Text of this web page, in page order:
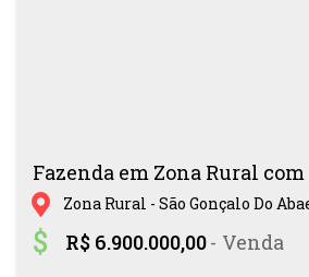
Fazenda em Zona Rural com
Zona Rural - São Gonçalo Do
R$ 6.900.000,00- Venda